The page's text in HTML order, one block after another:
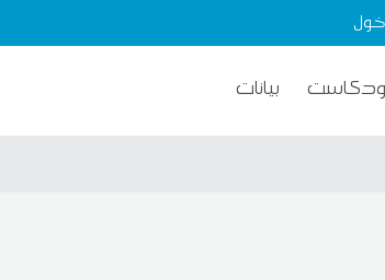
بيانات